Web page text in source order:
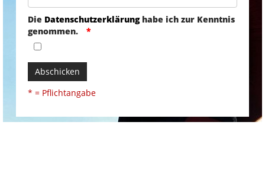
Die Datenschutzerklärunghabe ich zur Kenntnis
genommen.
Abschicken
* = Pflichtangabe